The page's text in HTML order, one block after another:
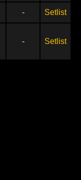
- Setlist
- Setlist